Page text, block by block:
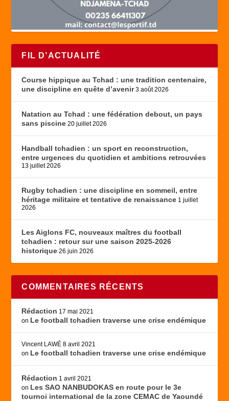
FIL D’ACTUALITÉ
Course hippique au Tchad : une tradition centenaire,
une discipline en quête d’avenir 3 août 2026
Natation au Tchad : une fédération debout, un pays
sans piscine 20 juillet 2026
Handball tchadien : un sport en reconstruction,
entre urgences du quotidien et ambitions retrouvées
13 juillet 2026
Rugby tchadien : une discipline en sommeil, entre
héritage militaire et tentative de renaissance 1 juillet
2026
Les Aiglons FC, nouveaux maîtres du football
tchadien : retour sur une saison 2025-2026
historique 26 juin 2026
COMMENTAIRES RÉCENTS
Rédaction 17 mai 2021
on Le football tchadien traverse une crise endémique
Vincent LAWÉ 8 avril 2021
on Le football tchadien traverse une crise endémique
Rédaction 1 avril 2021
on Les SAO NANBUDOKAS en route pour le 3e
tournoi international de la zone CEMAC de Yaoundé